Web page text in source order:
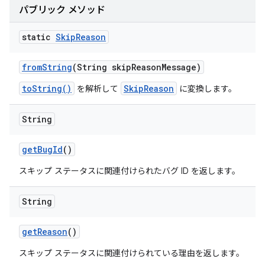
パブリック メソッド
static SkipReason
fromString(String skipReasonMessage)
toString()
を解析して SkipReason に変換します。
String
getBugId()
スキップ ステータスに関連付けられたバグ ID を返します。
String
getReason()
スキップ ステータスに関連付けられている理由を返します。